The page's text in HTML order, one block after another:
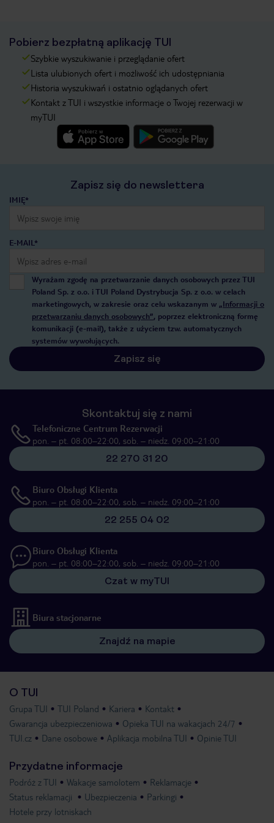
Pobierz bezpłatną aplikację TUI
Szybkie wyszukiwanie i przeglądanie ofert
Lista ulubionych ofert i możliwość ich udostępniania
Historia wyszukiwań i ostatnio oglądanych ofert
Kontakt z TUI i wszystkie informacje o Twojej rezerwacji w
myTUI
Zapisz się do newslettera
IMIĘ*
E-MAIL*
Wyrażam zgodę na przetwarzanie danych osobowych przez TUI
Poland Sp. z o.o. i TUI Poland Dystrybucja Sp. z o.o. w celach
marketingowych, w zakresie oraz celu wskazanym w „Informacji o
przetwarzaniu danych osobowych”, poprzez elektroniczną formę
komunikacji (e-mail), także z użyciem tzw. automatycznych
systemów wywołujących.
Zapisz się
Skontaktuj się z nami
Telefoniczne Centrum Rezerwacji
pon. – pt. 08:00–22:00, sob. – niedz. 09:00–21:00
22 270 31 20
Biuro Obsługi Klienta
pon. – pt. 08:00–22:00, sob. – niedz. 09:00–21:00
22 255 04 02
Biuro Obsługi Klienta
pon. – pt. 08:00–22:00, sob. – niedz. 09:00–21:00
Czat w myTUI
Biura stacjonarne
Znajdź na mapie
O TUI
Grupa TUI TUI Poland Kariera
Kontakt
Gwarancja ubezpieczeniowa
Opieka TUI na wakacjach 24/7
TUI.cz
Dane osobowe Aplikacja mobilna TUI Opinie TUI
Przydatne informacje
Podróż z TUI Wakacje samolotem
Reklamacje
Status reklamacji
Ubezpieczenia
Parkingi
Hotele przy lotniskach